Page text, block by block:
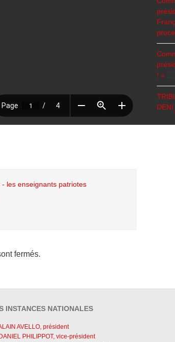
- les enseignants patriotes
fermés.
! »
INSTANCES NATIONALES
AVELLO, président
DANIEL PHILIPPOT, vice-président